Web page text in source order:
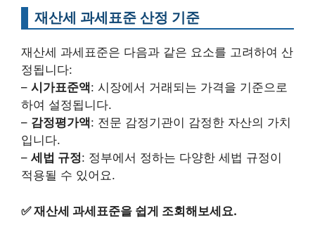
재산세 과세표준 산정 기준
재산세 과세표준은 다음과 같은 요소를 고려하여 산
정됩니다:
– 시가표준액: 시장에서 거래되는 가격을 기준으로
하여 설정됩니다.
– 감정평가액: 전문 감정기관이 감정한 자산의 가치
입니다.
– 세법 규정: 정부에서 정하는 다양한 세법 규정이
적용될 수 있어요.
✅재산세 과세표준을 쉽게 조회해보세요.